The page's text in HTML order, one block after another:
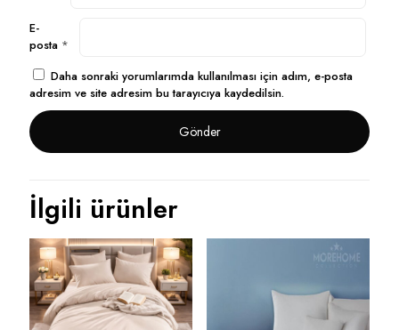
E-
posta *
Daha sonraki yorumlarımda kullanılması için adım, e-posta
adresim ve site adresim bu tarayıcıya kaydedilsin.
İlgili ürünler